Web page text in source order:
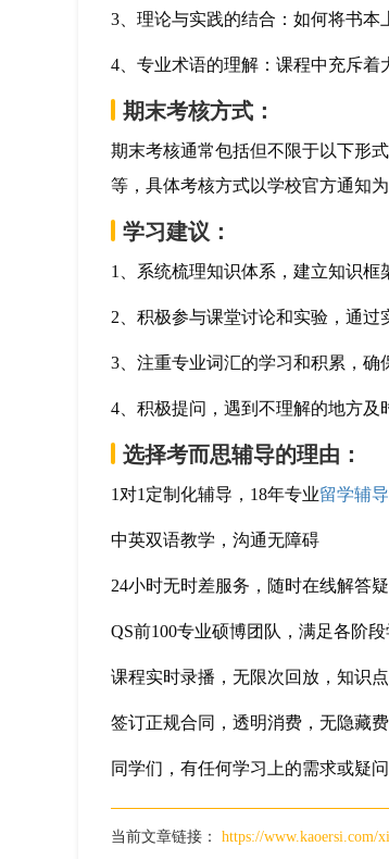
3、理论与实践的结合：如何将书本
4、专业术语的理解：课程中充斥着
期末考核方式：
期末考核通常包括但不限于以下形
等，具体考核方式以学校官方通知为
学习建议：
1、系统梳理知识体系，建立知识框
2、积极参与课堂讨论和实验，通过
3、注重专业词汇的学习和积累，确
4、积极提问，遇到不理解的地方及
选择考而思辅导的理由：
1对1定制化辅导，18年专业留学辅导
中英双语教学，沟通无障碍
24小时无时差服务，随时在线解答
QS前100专业硕博团队，满足各阶
课程实时录播，无限次回放，知识
签订正规合同，透明消费，无隐藏费
同学们，有任何学习上的需求或疑
当前文章链接： https://www.kaoersi.com/